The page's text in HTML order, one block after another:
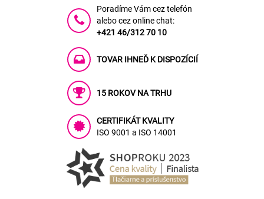
Poradíme Vám cez telefón
alebo cez online chat:
+421 46/312 70 10
TOVAR IHNEĎ K DISPOZÍCIÍ
15 ROKOV NA TRHU
CERTIFIKÁT KVALITY
ISO 9001 a ISO 14001